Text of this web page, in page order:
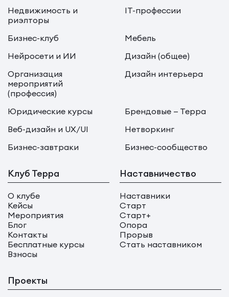
Недвижимость и
риэлторы
IT-профессии
Бизнес-клуб
Мебель
Нейросети и ИИ
Дизайн (общее)
Организация
мероприятий
(профессия)
Дизайн интерьера
Юридические курсы
Брендовые — Терра
Веб-дизайн и UX/UI
Нетворкинг
Бизнес-завтраки
Бизнес-сообщество
Клуб Терра
О клубе
Кейсы
Мероприятия
Блог
Контакты
Бесплатные курсы
Взносы
Наставничество
Наставники
Старт
Старт+
Опора
Прорыв
Стать наставником
Проекты